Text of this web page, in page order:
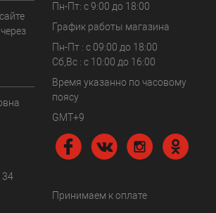
34
Пн-Пт: с 9:00 до 18:00
График работы магазина
Пн-Пт : с 09:00 до 18:00
Сб,Вс : c 10:00 до 16:00
Время указанно по часовому
поясу
GMT+9
Принимаем к оплате